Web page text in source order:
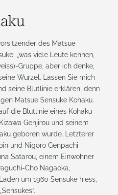
des Matsue
„was viele Leute kennen,
Gruppe, aber ich denke,
Wurzel. Lassen Sie mich
seine Blutlinie erklären, denn
Matsue Sensuke Kohaku.
die Blutlinie eines Kohaku
Genjirou und seinem
geboren wurde. Letzterer
und Nigoro Genpachi
Satarou, einem Einwohner
Cho Nagaoka,
um 1960 Sensuke hiess,